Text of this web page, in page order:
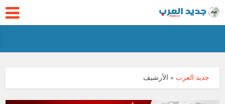
جديد العرب » الأرشيف